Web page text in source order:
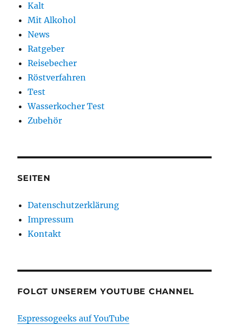
Kalt
Mit Alkohol
News
Ratgeber
Reisebecher
Röstverfahren
Test
Wasserkocher Test
Zubehör
SEITEN
Datenschutzerklärung
Impressum
Kontakt
FOLGT UNSEREM YOUTUBE CHANNEL
Espressogeeks auf YouTube